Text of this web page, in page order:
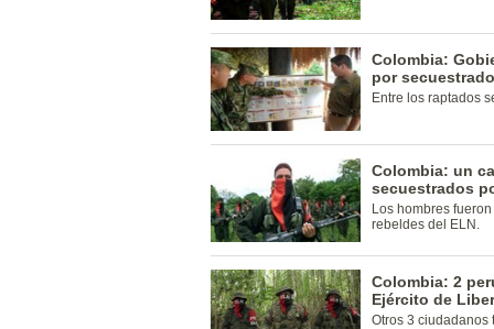
Colombia:
por
Entre los raptados
Colombia: un
secuestrados
Los hombres
rebeldes del ELN.
Colombia: 2
Ejército de
Otros 3 ciudadanos